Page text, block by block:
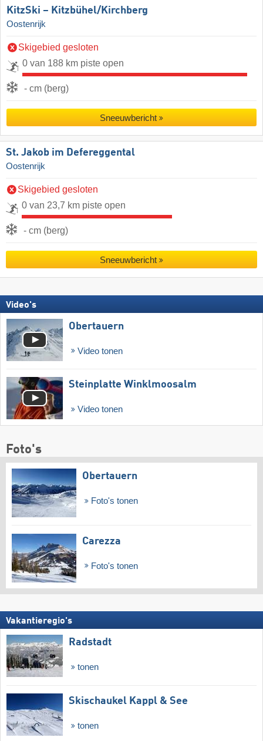
KitzSki – Kitzbühel/​Kirchberg
Oostenrijk
Skigebied gesloten
0 van 188 km piste open
- cm (berg)
Sneeuwbericht
St. Jakob im Defereggental
Oostenrijk
Skigebied gesloten
0 van 23,7 km piste open
- cm (berg)
Sneeuwbericht
Video's
Obertauern
Video tonen
Steinplatte Winklmoosalm
Video tonen
Foto's
Obertauern
Foto's tonen
Carezza
Foto's tonen
Vakantieregio's
Radstadt
tonen
Skischaukel Kappl & See
tonen